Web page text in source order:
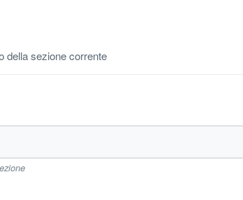
della sezione corrente